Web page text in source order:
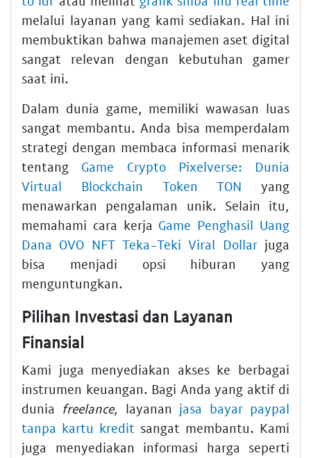
melalui layanan yang kami sediakan. Hal ini
membuktikan bahwa manajemen aset digital
sangat relevan dengan kebutuhan gamer
saat ini.
Dalam dunia game, memiliki wawasan luas
sangat membantu. Anda bisa memperdalam
strategi dengan membaca informasi menarik
tentang Game Crypto Pixelverse: Dunia
Virtual Blockchain Token TON yang
menawarkan pengalaman unik. Selain itu,
memahami cara kerja Game Penghasil Uang
Dana OVO NFT Teka-Teki Viral Dollarjuga
bisa menjadi opsi hiburan yang
menguntungkan.
Pilihan Investasi dan Layanan
Finansial
Kami juga menyediakan akses ke berbagai
instrumen keuangan. Bagi Anda yang aktif di
dunia freelance, layanan jasa bayar paypal
tanpa kartu kredit sangat membantu. Kami
juga menyediakan informasi harga seperti